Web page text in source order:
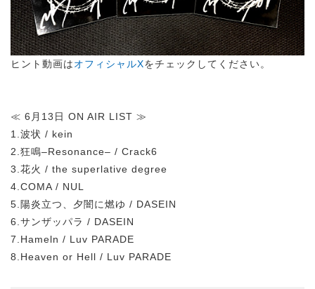
ヒント動画はオフィシャルXをチェックしてください。
≪ 6月13日 ON AIR LIST ≫
1.波状 / kein
2.狂鳴‒Resonance‒ / Crack6
3.花火 / the superlative degree
4.COMA / NUL
5.陽炎立つ、夕闇に燃ゆ / DASEIN
6.サンザッパラ / DASEIN
7.Hameln / Luv PARADE
8.Heaven or Hell / Luv PARADE